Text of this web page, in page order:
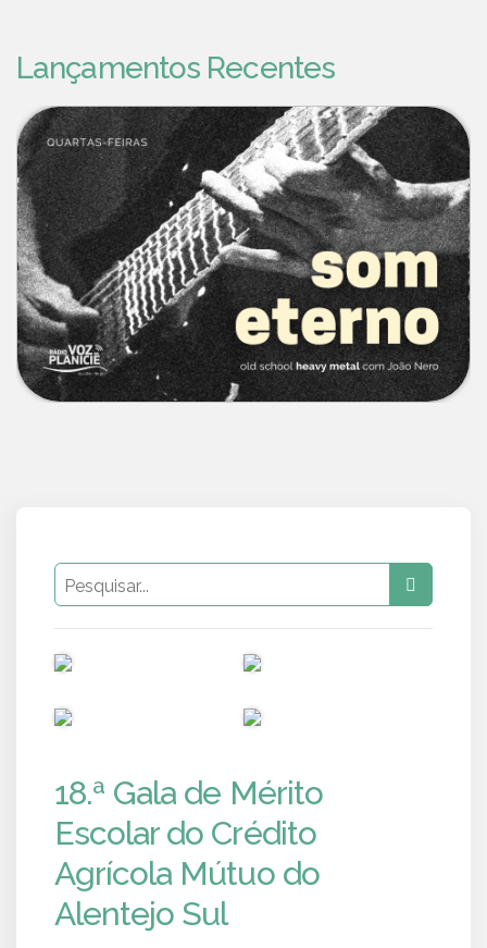
Lançamentos Recentes
18.ª Gala de Mérito
Escolar do Crédito
Agrícola Mútuo do
Alentejo Sul